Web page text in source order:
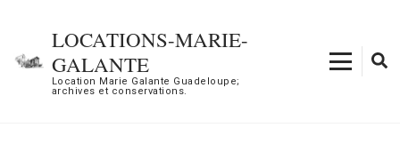
contenu
LOCATIONS-MARIE-
GALANTE
Location Marie Galante Guadeloupe;
archives et conservations.